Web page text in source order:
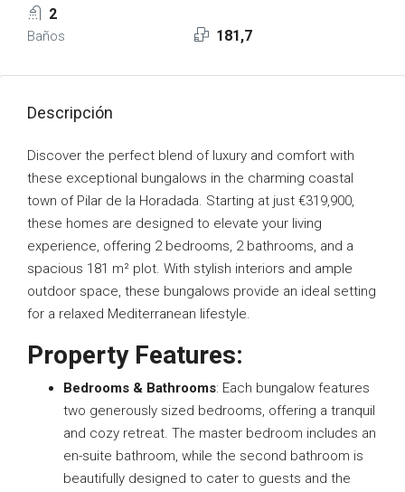
2
Baños 181,7
Descripción
Discover the perfect blend of luxury and comfort with
these exceptional bungalows in the charming coastal
town of Pilar de la Horadada. Starting at just €319,900,
these homes are designed to elevate your living
experience, offering 2 bedrooms, 2 bathrooms, and a
spacious 181 m² plot. With stylish interiors and ample
outdoor space, these bungalows provide an ideal setting
for a relaxed Mediterranean lifestyle.
Property Features:
Bedrooms & Bathrooms: Each bungalow features
two generously sized bedrooms, offering a tranquil
and cozy retreat. The master bedroom includes an
en-suite bathroom, while the second bathroom is
beautifully designed to cater to guests and the